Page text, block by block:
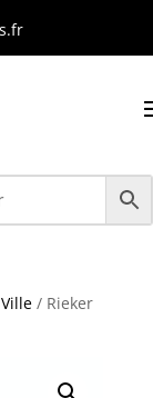
Ville/ Rieker